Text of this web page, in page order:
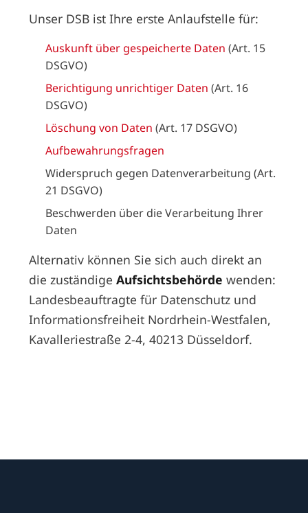
Unser DSB ist Ihre erste Anlaufstelle für:
Auskunft über gespeicherte Daten (Art. 15
DSGVO)
Berichtigung unrichtiger Daten (Art. 16
DSGVO)
Löschung von Daten (Art. 17 DSGVO)
Aufbewahrungsfragen
Widerspruch gegen Datenverarbeitung (Art.
21 DSGVO)
Beschwerden über die Verarbeitung Ihrer
Daten
Alternativ können Sie sich auch direkt an
die zuständigeAufsichtsbehörde wenden:
Landesbeauftragte für Datenschutz und
Informationsfreiheit Nordrhein-Westfalen,
Kavalleriestraße 2-4, 40213 Düsseldorf.